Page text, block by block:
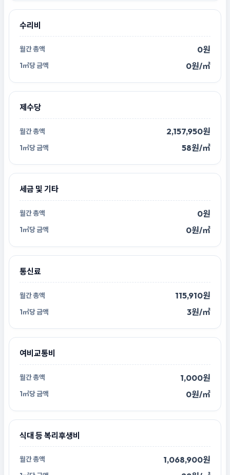
수리비
0원
0원/㎡
제수당
2,157,950원
58원/㎡
세금 및 기타
0원
0원/㎡
통신료
115,910원
3원/㎡
여비교통비
1,000원
0원/㎡
식대 등 복리후생비
1,068,900원